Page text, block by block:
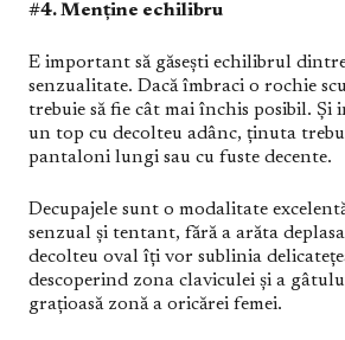
#4. Menține echilibru
E important să găsești echilibrul
senzualitate. Dacă îmbraci o rochie
trebuie să fie cât mai închis posibil. Și
un top cu decolteu adânc, ținuta
pantaloni lungi sau cu fuste decente.
Decupajele sunt o modalitate
senzual și tentant, fără a arăta
decolteu oval îți vor sublinia
descoperind zona claviculei și a
grațioasă zonă a oricărei femei.